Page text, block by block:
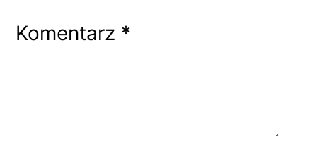
Komentarz *